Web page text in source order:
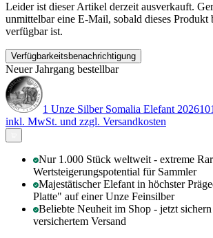
Leider ist dieser Artikel derzeit ausverkauft.
unmittelbar eine E-Mail, sobald dieses Produkt
verfügbar ist.
Verfügbarkeitsbenachrichtigung
Neuer Jahrgang bestellbar
1 Unze Silber Somalia Elefant 2026
inkl. MwSt. und zzgl. Versandkosten
Nur 1.000 Stück weltweit - extreme
Wertsteigerungspotential für Sammler
Majestätischer Elefant in höchster
Platte" auf einer Unze Feinsilber
Beliebte Neuheit im Shop - jetzt
versichertem Versand